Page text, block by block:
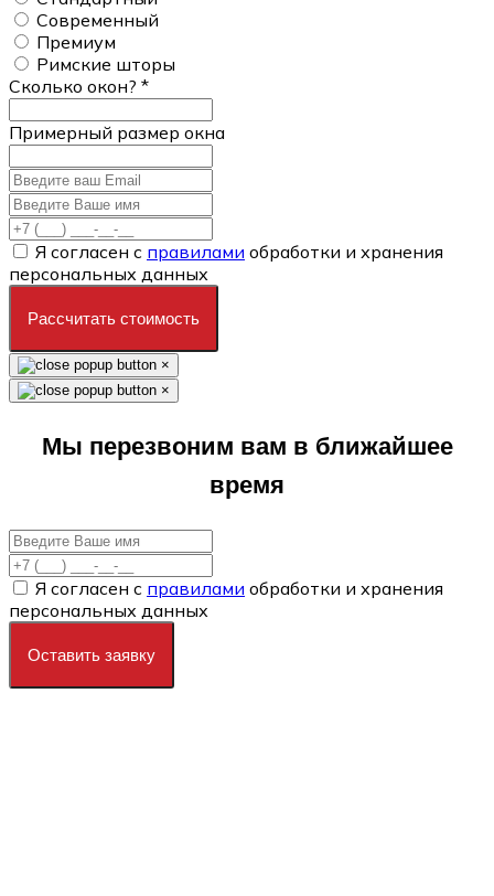
Современный
Премиум
Римские шторы
Сколько окон? *
Примерный размер окна
Я согласен с правилами обработки и хранения
персональных данных
Рассчитать стоимость
×
×
Мы перезвоним вам в ближайшее
время
Я согласен с правилами обработки и хранения
персональных данных
Оставить заявку